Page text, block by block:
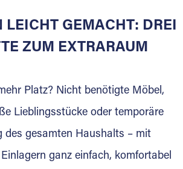
Lagerraum zur Miete, der
von Umzugsgut gebaut
Vermietungen.
Extraraum Partner:
Preise
LEICHT GEMACHT: DREI
ZUM EXTRARAUM
Platz? Nicht benötigte Möbel,
Lieblingsstücke oder temporäre
des gesamten Haushalts – mit
ganz einfach, komfortabel